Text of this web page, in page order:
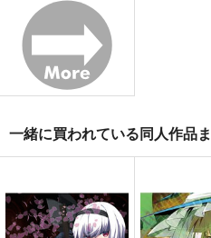
東方M-1ぐらんぷり音
楽集３
あ～るの～と
2,750円 （税込）
サンプル サン
一緒に買われている同人作品